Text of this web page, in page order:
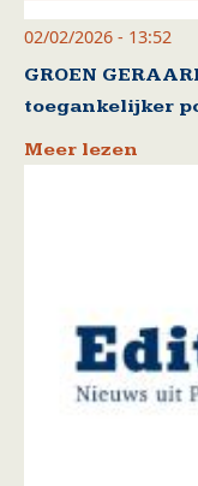
02/02/2026 - 13:52
GROEN
toegankelijker
Meer lezen